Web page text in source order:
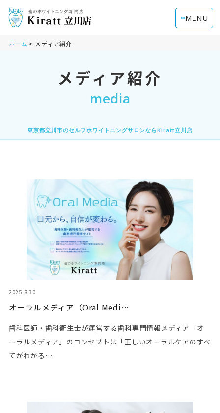
MENU
ホーム メディア紹介
メディア紹介
media
東京都立川市のセルフホワイトニングサロンならKiratt立川店
2025.8.30
オーラルメディア（Oral Medi…
歯科医師・歯科衛生士が運営する歯科専門情報メディア「オ
ーラルメディア」のコンセプトは「正しいオーラルケアのすべ
てがわかる…